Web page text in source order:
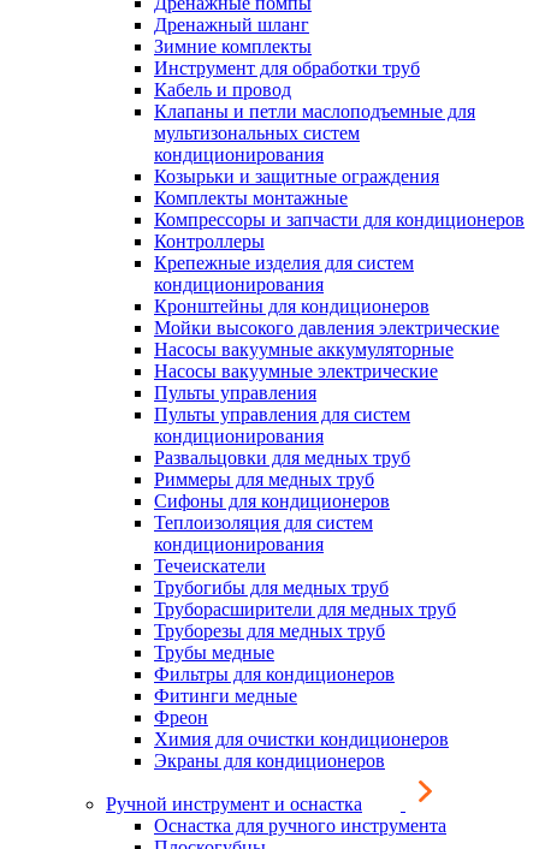
Дренажный шланг
Зимние комплекты
Инструмент для обработки труб
Кабель и провод
Клапаны и петли маслоподъемные для
мультизональных систем
кондиционирования
Козырьки и защитные ограждения
Комплекты монтажные
Компрессоры и запчасти для кондиционеров
Контроллеры
Крепежные изделия для систем
кондиционирования
Кронштейны для кондиционеров
Мойки высокого давления электрические
Насосы вакуумные аккумуляторные
Насосы вакуумные электрические
Пульты управления
Пульты управления для систем
кондиционирования
Развальцовки для медных труб
Риммеры для медных труб
Сифоны для кондиционеров
Теплоизоляция для систем
кондиционирования
Течеискатели
Трубогибы для медных труб
Труборасширители для медных труб
Труборезы для медных труб
Трубы медные
Фильтры для кондиционеров
Фитинги медные
Фреон
Химия для очистки кондиционеров
Экраны для кондиционеров
Ручной инструмент и оснастка
Оснастка для ручного инструмента